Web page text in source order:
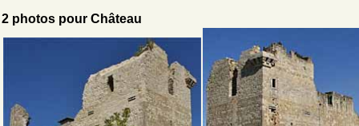
2 photos pour Château